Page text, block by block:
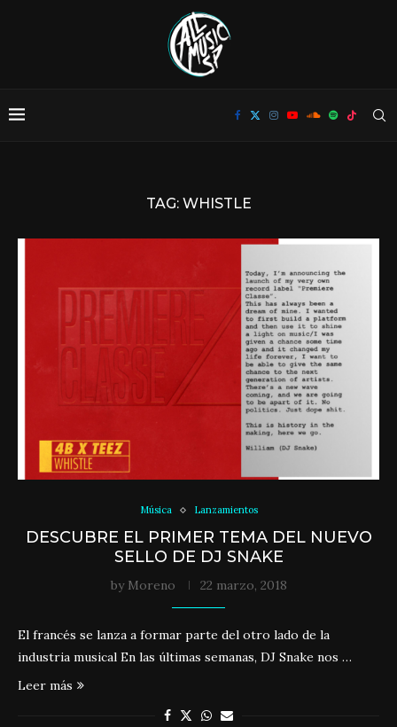
TAG: WHISTLE
Música Lanzamientos
DESCUBRE EL PRIMER TEMA DEL NUEVO
SELLO DE DJ SNAKE
by Moreno 22 marzo, 2018
El francés se lanza a formar parte del otro lado de la
industria musical En las últimas semanas, DJ Snake nos …
Leer más